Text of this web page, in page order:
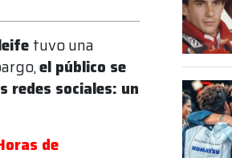
tuvo una
el público se
redes sociales: un
de